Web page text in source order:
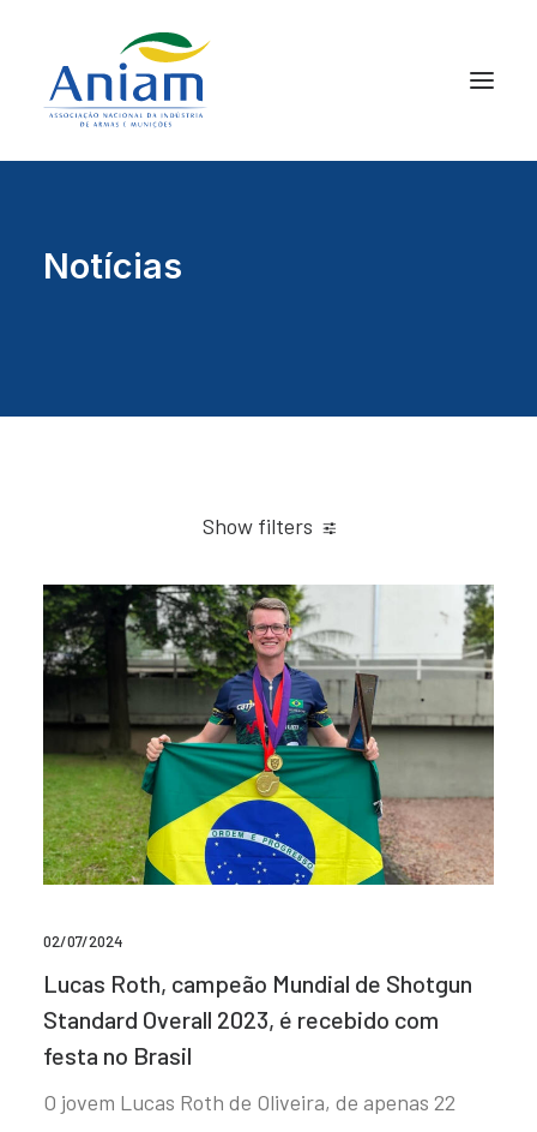
Notícias
Show filters
02/07/2024
Lucas Roth, campeão Mundial de Shotgun
Standard Overall 2023, é recebido com
festa no Brasil
O jovem Lucas Roth de Oliveira, de apenas 22